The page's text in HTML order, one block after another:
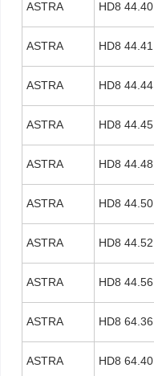
ASTRA HD8 44.40
ASTRA HD8 44.41
ASTRA HD8 44.44
ASTRA HD8 44.45
ASTRA HD8 44.48
ASTRA HD8 44.50
ASTRA HD8 44.52
ASTRA HD8 44.56
ASTRA HD8 64.36
ASTRA HD8 64.40